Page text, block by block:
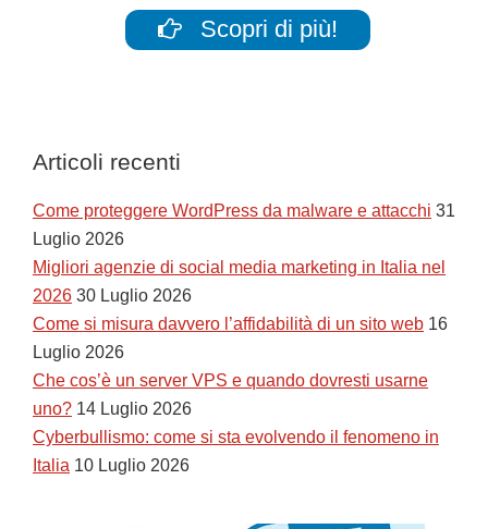
Scopri di più!
Articoli recenti
Come proteggere WordPress da malware e attacchi 31
Luglio 2026
Migliori agenzie di social media marketing in Italia nel
2026 30 Luglio 2026
Come si misura davvero l’affidabilità di un sito web 16
Luglio 2026
Che cos’è un server VPS e quando dovresti usarne
uno? 14 Luglio 2026
Cyberbullismo: come si sta evolvendo il fenomeno in
Italia 10 Luglio 2026